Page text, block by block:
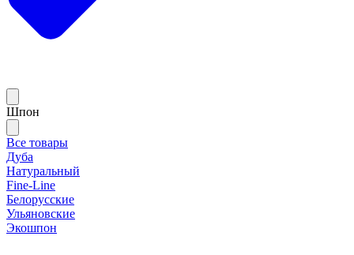
Шпон
Все товары
Дуба
Натуральный
Fine-Line
Белорусские
Ульяновские
Экошпон